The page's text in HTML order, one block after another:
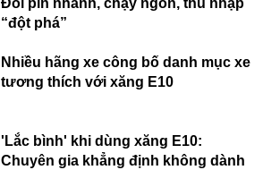
“đột phá”
Nhiều hãng xe công bố danh mục xe
tương thích với xăng E10
'Lắc bình' khi dùng xăng E10:
Chuyên gia khẳng định không dành